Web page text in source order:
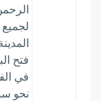
فتح
في
نحو